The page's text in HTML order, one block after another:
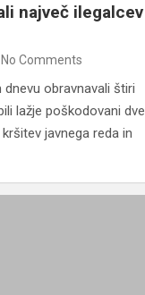
največ ilegalcev
No Comments
obravnavali štiri
lažje poškodovani dve
javnega reda in